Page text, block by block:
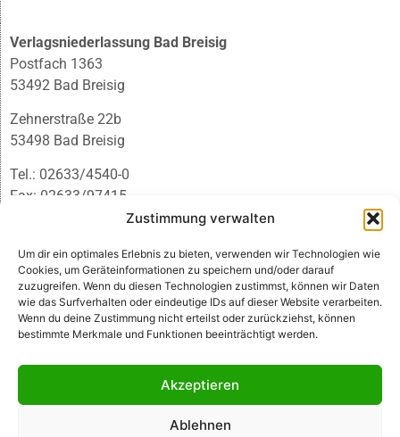
Zustimmung verwalten
Um dir ein optimales Erlebnis zu bieten, verwenden wir Technologien wie
Cookies, um Geräteinformationen zu speichern und/oder darauf
zuzugreifen. Wenn du diesen Technologien zustimmst, können wir Daten
wie das Surfverhalten oder eindeutige IDs auf dieser Website verarbeiten.
Wenn du deine Zustimmung nicht erteilst oder zurückziehst, können
bestimmte Merkmale und Funktionen beeinträchtigt werden.
Akzeptieren
Ablehnen
Verlagsniederlassung Bad Breisig
Postfach 1363
53492 Bad Breisig
Zehnerstraße 22b
53498 Bad Breisig
Tel.: 02633/4540-0
Fax: 02633/97415
infobb@blmedien.de